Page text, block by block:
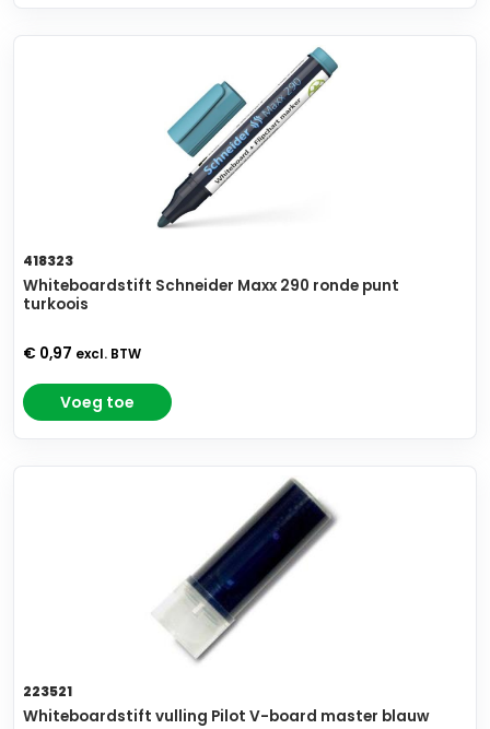
418323
Whiteboardstift Schneider Maxx 290 ronde punt
turkoois
€ 0,97 excl. BTW
Voeg toe
223521
Whiteboardstift vulling Pilot V-board master blauw